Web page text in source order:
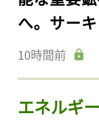
へ。サー
10時間前
エネルギ